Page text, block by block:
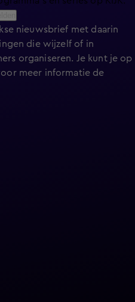
nieuwsbrief met daarin
die wijzelf of in
organiseren. Je kunt je op
meer informatie de